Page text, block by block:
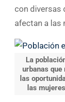
con diversas
afectan a las
La
urbanas que
las
las